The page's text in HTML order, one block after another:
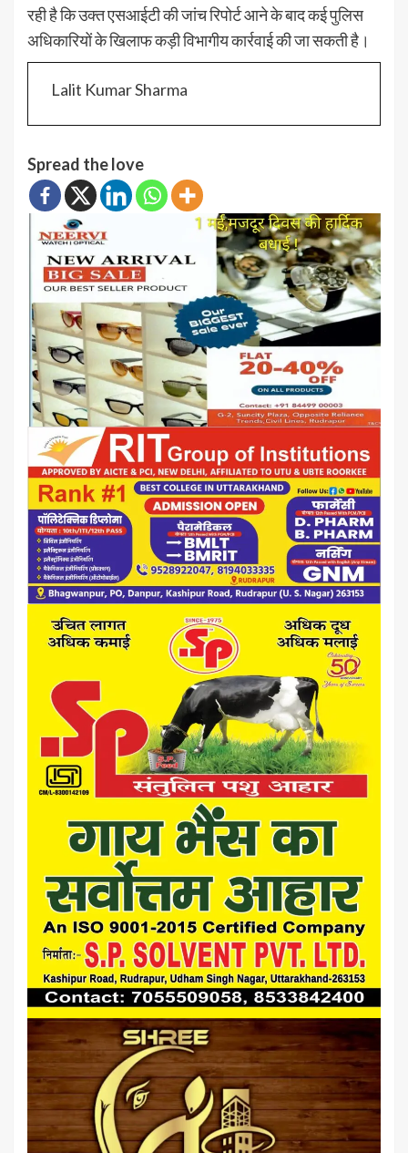
रही है कि उक्त एसआईटी की जांच रिपोर्ट आने के बाद कई पुलिस
अधिकारियों के खिलाफ कड़ी विभागीय कार्रवाई की जा सकती है।
Lalit Kumar Sharma
Spread the love